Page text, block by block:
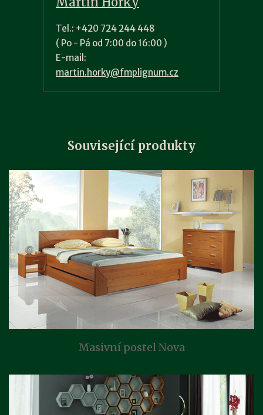
Tel.: +420 724 244 448
( Po - Pá od 7:00 do 16:00 )
E-mail:
martin.horky@fmplignum.cz
Související produkty
Masivní postel Nova